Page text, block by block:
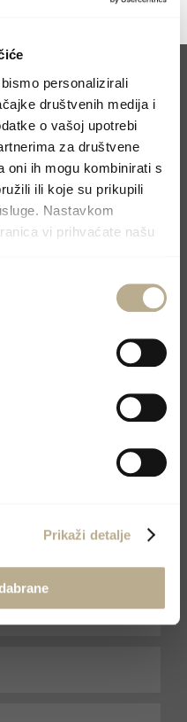
personalizirali
društvenih medija i
o vašoj upotrebi
za društvene
oni ih mogu kombinirati s
ili koje su prikupili
Nastavkom
vi prihvaćate našu
Prikaži detalje
NAS
boravak
kontakt forme i
mogućem